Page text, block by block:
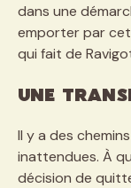
dans une
emporter par
qui fait de
Une
Il y a des
inattendues. À
décision de